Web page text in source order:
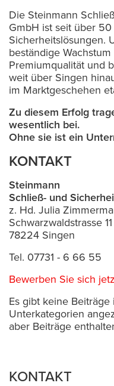
Die Steinmann
GmbH ist seit über
Sicherheitslösungen.
beständige
Premiumqualität und
weit über Singen
im Marktgeschehen
Zu diesem Erfolg
wesentlich bei.
Ohne sie ist ein
KONTAKT
Steinmann
Schließ- und
z. Hd. Julia
Schwarzwaldstrasse 11
78224 Singen
Tel. 07731 - 6 66 55
Bewerben Sie sich
Es gibt keine
Unterkategorien
aber Beiträge
KONTAKT